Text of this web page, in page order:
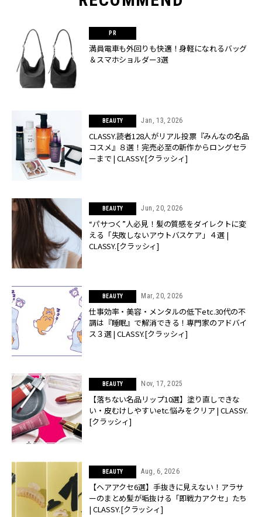
満員電車も外回りも快適！身軽になれるバッグ
＆スマホショルダー3選
BEAUTY Jan, 13, 2026
CLASSY.読者128人がリアル投票『みんなの名品
コスメ』８選！完売必至の新作からロングセラ
ーまで | CLASSY.[クラッシィ]
BEAUTY Jun, 20, 2026
“パサつく”人必見！髪の質感をダイレクトに変
える「失敗しないアウトバスケア」４選 |
CLASSY.[クラッシィ]
BEAUTY Mar, 20, 2026
仕事効率・美容・メンタルの低下etc.30代の不
調は『睡眠』で解消できる！専門家のアドバイ
ス３選 | CLASSY.[クラッシィ]
BEAUTY Nov, 17, 2025
【落ちない名品リップ10選】塗り直しできな
い・皮むけしやすいetc.悩みをクリア | CLASSY.
[クラッシィ]
BEAUTY Aug, 6, 2026
【ヘアアクセ6選】手抜きに見えない！アラサ
ーのまとめ髪が垢抜ける「即戦力アクセ」たち
| CLASSY.[クラッシィ]